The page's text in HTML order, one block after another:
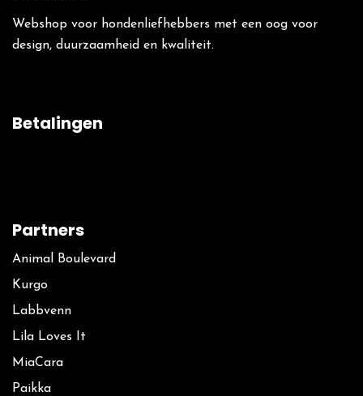
Webshop voor hondenliefhebbers met een oog voor
design, duurzaamheid en kwaliteit.
Betalingen
Partners
Animal Boulevard
Kurgo
La​bbvenn
Lila Loves It
MiaCara
Paikka